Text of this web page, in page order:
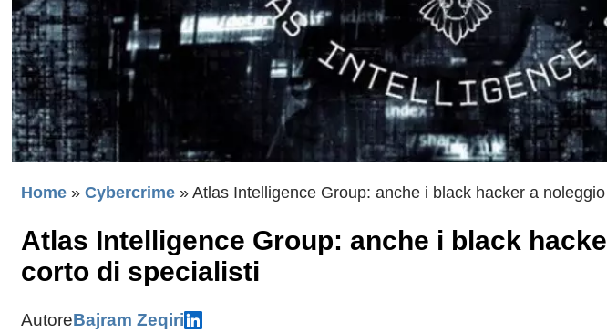
Home » Cybercrime » Atlas Intelligence Group: anche i black hacker a
Atlas Intelligence Group: anche i black
corto di specialisti
AutoreBajram Zeqiri